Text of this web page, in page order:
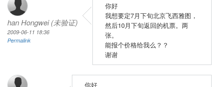
han Hongwei (未验证)
2009-06-11 18:36
Permalink
你好
我想要定7月下旬北京飞西雅图，
然后10月下旬返回的机票。两
张。
能报个价格给我么？？
谢谢
你好